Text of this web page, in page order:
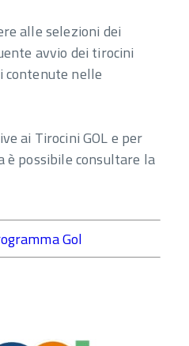
alle selezioni dei
avvio dei tirocini
contenute nelle
ai Tirocini GOL e per
è possibile consultare la
Gol